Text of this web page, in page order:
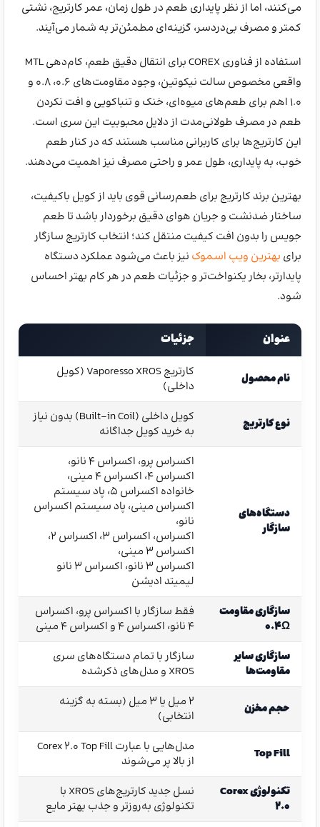
می‌کنند، اما از نظر پایداری طعم در طول زمان، عمر کارتریج، نشتی
کمتر و مصرف بی‌دردسر، گزینه‌ای مطمئن‌تر به شمار می‌آیند.
استفاده از فناوری COREX برای انتقال دقیق طعم، کام‌دهی MTL
واقعی مخصوص سالت نیکوتین، وجود مقاومت‌های ۰.۶، ۰.۸ و
۱.۰ اهم برای طعم‌های میوه‌ای، خنک و تنباکویی و افت نکردن
طعم در مصرف طولانی‌مدت از دلایل محبوبیت این سری است.
این کارتریج‌ها برای کاربرانی مناسب هستند که در کنار طعم
خوب، به پایداری، طول عمر و راحتی مصرف نیز اهمیت می‌دهند.
بهترین برند کارتریج برای طعم‌رسانی قوی باید از کویل باکیفیت،
ساختار ضدنشت و جریان هوای دقیق برخوردار باشد تا طعم
جویس را بدون افت کیفیت منتقل کند؛ انتخاب کارتریج سازگار
برای بهترین ویپ اسموک نیز باعث می‌شود عملکرد دستگاه
پایدارتر، بخار یکنواخت‌تر و جزئیات طعم در هر کام بهتر احساس
شود.
عنوان جزئیات
نام محصول
کارتریج Vaporesso XROS (کویل
داخلی)
نوع کارتریج
کویل داخلی (Built-in Coil) بدون نیاز
به خرید کویل جداگانه
دستگاه‌های
سازگار
اکسراس پرو، اکسراس ۴ نانو،
اکسراس ۴، اکسراس ۴ مینی،
خانواده اکسراس 5، پاد سیستم
اکسراس مینی، پاد سیستم اکسراس
نانو،
اکسراس، اکسراس 3، اکسراس 2،
اکسراس 3 مینی،
اکسراس 3 نانو، اکسراس 3 نانو
لیمیتد ادیشن
سازگاری مقاومت
۰.۴Ω
فقط سازگار با اکسراس پرو، اکسراس
۴ نانو، اکسراس ۴ و اکسراس ۴ مینی
سازگاری سایر
مقاومت‌ها
سازگار با تمام دستگاه‌های سری
XROS و مدل‌های ذکرشده
حجم مخزن
۲ میل یا ۳ میل (بسته به گزینه
انتخابی)
Top Fill
مدل‌هایی با عبارت Corex 2.0 Top Fill
از بالا پر می‌شوند
تکنولوژی Corex
2.0
نسل جدید کارتریج‌های XROS با
تکنولوژی به‌روزتر و جذب بهتر مایع